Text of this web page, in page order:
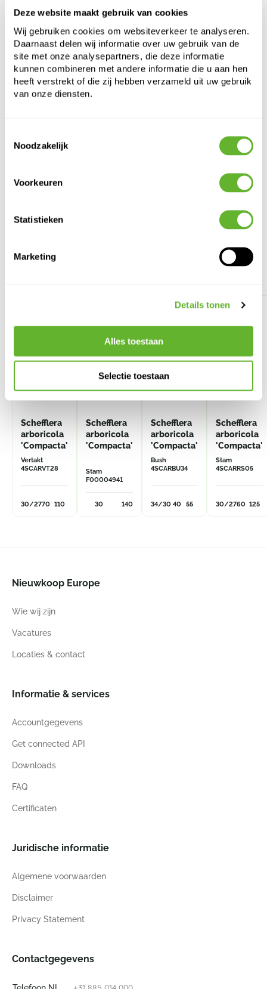
Deze website maakt gebruik van cookies
Wij gebruiken cookies om websiteverkeer te analyseren.
Daarnaast delen wij informatie over uw gebruik van de
site met onze analysepartners, die deze informatie
kunnen combineren met andere informatie die u aan hen
heeft verstrekt of die zij hebben verzameld uit uw gebruik
van onze diensten.
Noodzakelijk
Voorkeuren
Statistieken
Marketing
Details tonen
Alles toestaan
Selectie toestaan
bladeren regelmatig te besproeien. Overbewatering en
om wortelrot te voorkomen.
Schefflera arboricola 'Compacta'
Vertakt/zuil
Potmaat:
30/27
Alternatieve producten
Schefflera
arboricola
'Compacta'
Vertakt
4SCARVT28
30/2770 110
Schefflera
arboricola
'Compacta'
Stam
F00004941
30 140
Schefflera
arboricola
'Compacta'
Bush
4SCARBU34
34/30 40 55
Schefflera
arboricola
'Compacta'
Stam
4SCARRS05
30/2760 125
Nieuwkoop Europe
Wie wij zijn
Vacatures
Locaties & contact
Informatie & services
Accountgegevens
Get connected API
Downloads
FAQ
Certificaten
Juridische informatie
Algemene voorwaarden
Disclaimer
Privacy Statement
Contactgegevens